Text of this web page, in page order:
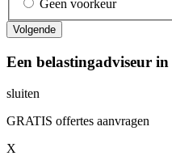
Geen voorkeur
Een belastingadviseur
sluiten
GRATIS offertes aanvragen
X